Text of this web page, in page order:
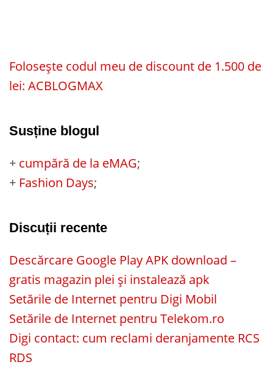
Folosește codul meu de discount de 1.500 de
lei: ACBLOGMAX
Susține blogul
+ cumpără de la eMAG;
+ Fashion Days;
Discuții recente
Descărcare Google Play APK download –
gratis magazin plei și instalează apk
Setările de Internet pentru Digi Mobil
Setările de Internet pentru Telekom.ro
Digi contact: cum reclami deranjamente RCS
RDS